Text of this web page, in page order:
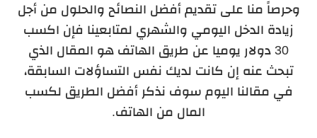
وحرصاً منا على تقديم أفضل النصائح والحلول من أجل
زيادة الدخل اليومي والشهري لمتابعينا فإن اكسب
30 دولار يوميا عن طريق الهاتف هو المقال الذي
تبحث عنه إن كانت لديك نفس التساؤلات السابقة،
في مقالنا اليوم سوف نذكر أفضل الطريق لكسب
المال من الهاتف.